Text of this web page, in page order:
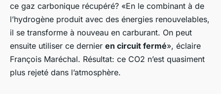
ce gaz carbonique récupéré? «En le combinant à de
l’hydrogène produit avec des énergies renouvelables,
il se transforme à nouveau en carburant. On peut
ensuite utiliser ce dernier en circuit fermé», éclaire
François Maréchal. Résultat: ce CO2 n’est quasiment
plus rejeté dans l’atmosphère.